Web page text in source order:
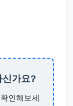
신가요?
인해보세